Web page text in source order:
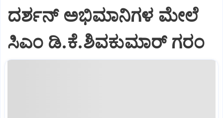
ದರ್ಶನ್ ಅಭಿಮಾನಿಗಳ ಮೇಲೆ
ಸಿಎಂ ಡಿ.ಕೆ.ಶಿವಕುಮಾರ್ ಗರಂ